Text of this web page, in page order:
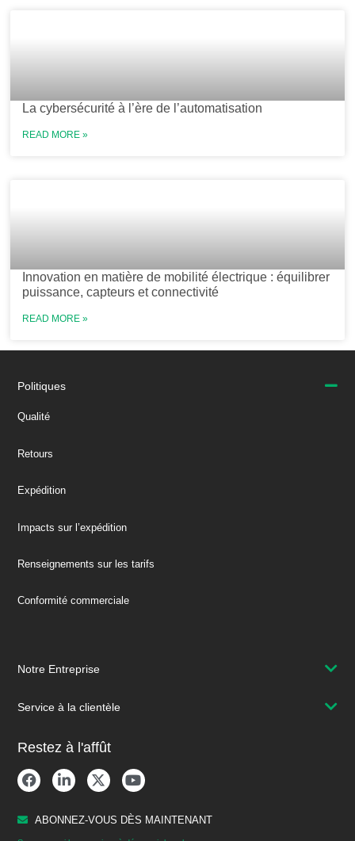
La cybersécurité à l’ère de l’automatisation
READ MORE »
Innovation en matière de mobilité électrique : équilibrer
puissance, capteurs et connectivité
READ MORE »
Politiques
Qualité
Retours
Expédition
Impacts sur l’expédition
Renseignements sur les tarifs
Conformité commerciale
Notre Entreprise
Service à la clientèle
Restez à l'affût
ABONNEZ-VOUS DÈS MAINTENANT